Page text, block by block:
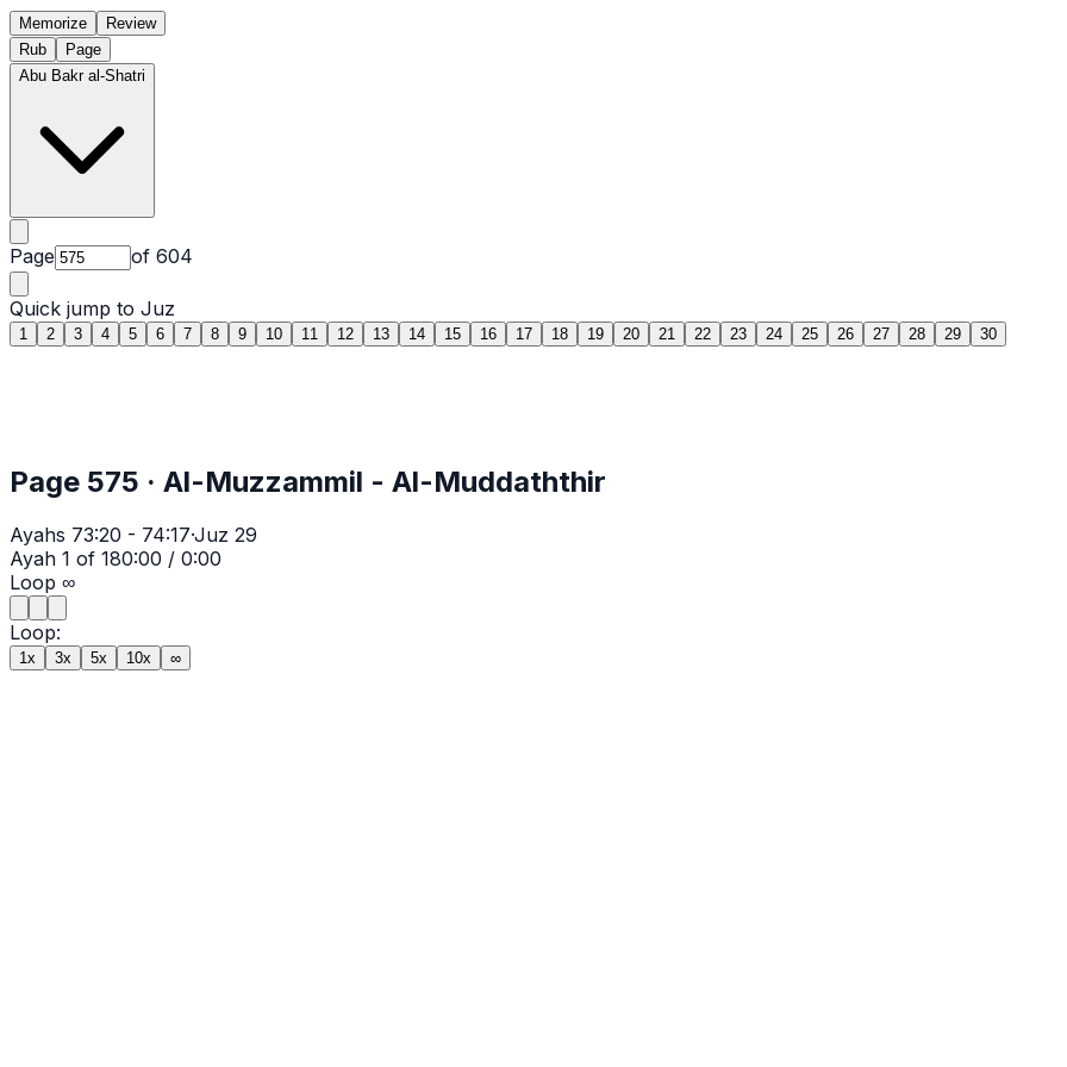
Memorize
Review
Rub
Page
Abu Bakr al-Shatri
Page of 604
Quick jump to Juz
1 2 3 4 5 6 7 8 9 10 11 12 13 14 15 16 17 18 19 20 21 22 23 24 25 26 27 28 29 30
Page 575 · Al-Muzzammil - Al-Muddaththir
Ayahs 73:20 - 74:17·Juz 29
Ayah 1 of 180:00 / 0:00
Loop ∞
Loop:
1x 3x 5x 10x ∞